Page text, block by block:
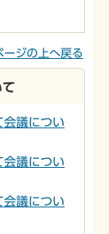
ージの上へ戻る
議につい
議につい
議につい